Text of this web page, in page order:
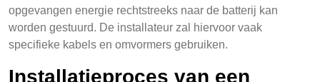
opgevangen energie rechtstreeks naar de batterij kan
worden gestuurd. De installateur zal hiervoor vaak
specifieke kabels en omvormers gebruiken.
Installatieproces van een